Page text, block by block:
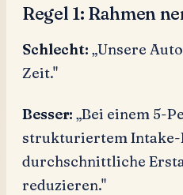
Regel 1: Rahmen
Schlecht: „Unsere
Zeit."
Besser: „Bei einem 5-
strukturiertem Intake-
durchschnittliche
reduzieren."